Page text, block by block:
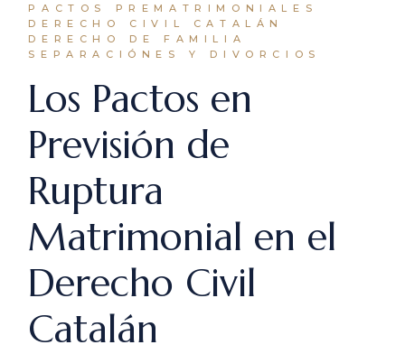
PACTOS PREMATRIMONIALES
DERECHO CIVIL CATALÁN
DERECHO DE FAMILIA
SEPARACIÓNES Y DIVORCIOS
Los Pactos en
Previsión de
Ruptura
Matrimonial en el
Derecho Civil
Catalán